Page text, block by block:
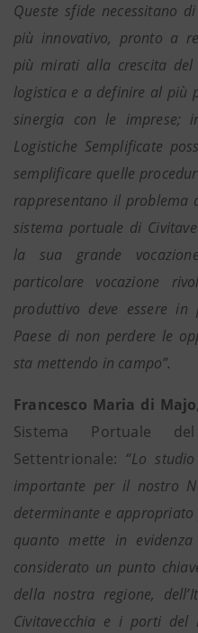
Queste sfide necessitano
più innovativo, pronto a
più mirati alla crescita
logistica e a definire al più
sinergia con le imprese;
Logistiche Semplificate
semplificare quelle
rappresentano il problema
sistema portuale di
la sua grande
particolare vocazione
produttivo deve essere
Paese di non perdere le
sta mettendo in campo”.
Francesco Maria di Majo
Sistema Portuale
Settentrionale: “Lo
importante per il nostro
determinante e
quanto mette in
considerato un punto
della nostra regione,
Civitavecchia e i porti del